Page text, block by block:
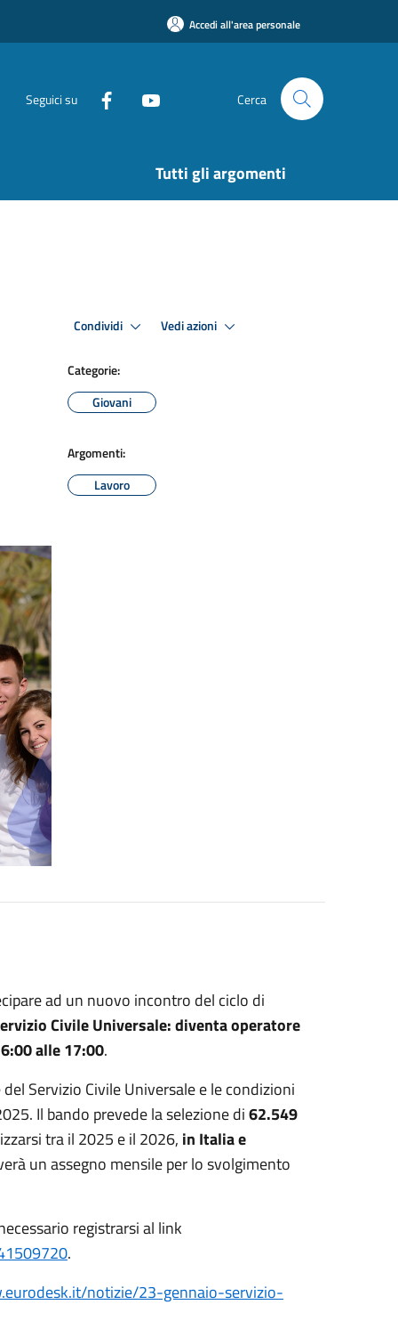
Accedi all'area personale
Seguici su Cerca
Tutti gli argomenti
Condividi Vedi azioni
Categorie:
Giovani
Argomenti:
Lavoro
ad un nuovo incontro del ciclo di
Civile Universale: diventa operatore
alle 17:00.
Servizio Civile Universale e le condizioni
Il bando prevede la selezione di62.549
tra il 2025 e il 2026, in Italia e
un assegno mensile per lo svolgimento
registrarsi al link
.
notizie/23-gennaio-servizio-